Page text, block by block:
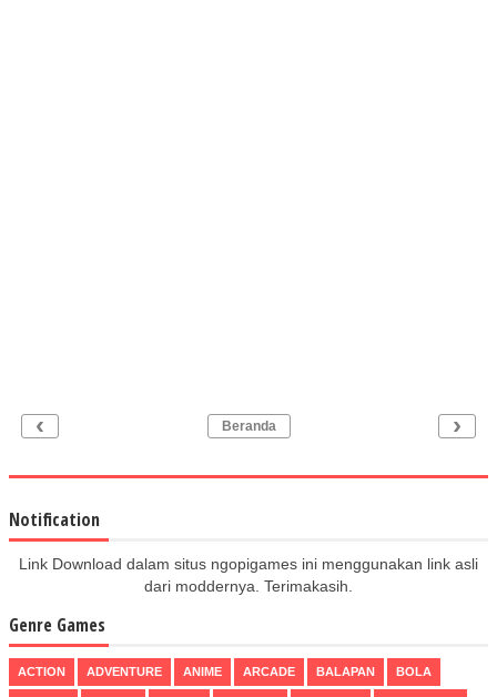
‹ ›
Beranda
Notification
Link Download dalam situs ngopigames ini menggunakan link asli
dari moddernya. Terimakasih.
Genre Games
ACTION ADVENTURE ANIME ARCADE BALAPAN BOLA